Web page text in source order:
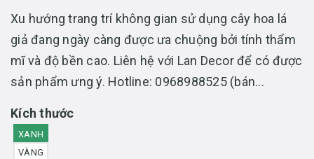
Xu hướng trang trí không gian sử dụng cây hoa lá
giả đang ngày càng được ưa chuộng bởi tính thẩm
mĩ và độ bền cao. Liên hệ với Lan Decor để có được
sản phẩm ưng ý. Hotline: 0968988525 (bán...
Kích thước
XANH
VÀNG